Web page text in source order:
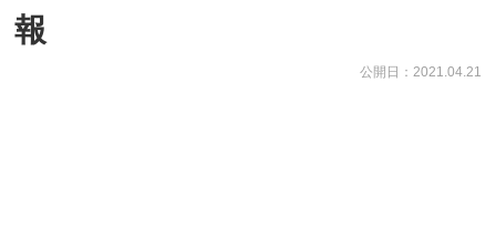
報
公開日：2021.04.21